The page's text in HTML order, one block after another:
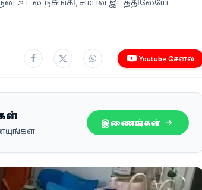
Youtube சேனல்
இணையுங்கள்